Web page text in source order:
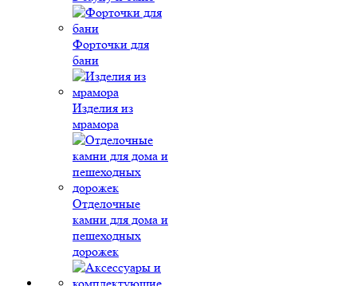
Форточки для
бани
Изделия из
мрамора
Отделочные
камни для дома и
пешеходных
дорожек